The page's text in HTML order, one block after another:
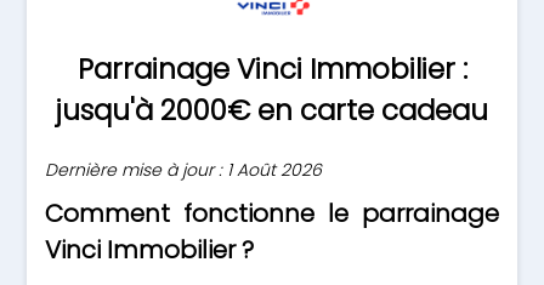
Parrainage Vinci Immobilier :
jusqu'à 2000€ en carte cadeau
Dernière mise à jour : 1 Août 2026
Comment fonctionne le parrainage
Vinci Immobilier ?